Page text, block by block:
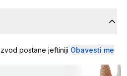
postane jeftiniji Obavesti me